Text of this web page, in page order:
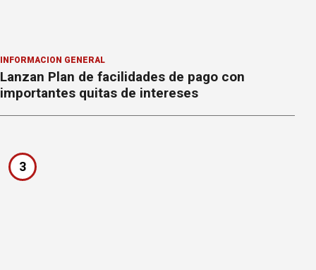
INFORMACION GENERAL
Lanzan Plan de facilidades de pago con
importantes quitas de intereses
3